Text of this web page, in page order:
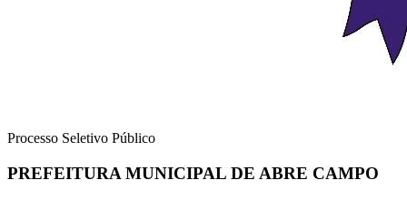
Processo Seletivo Público
PREFEITURA MUNICIPAL DE ABRE CAMPO